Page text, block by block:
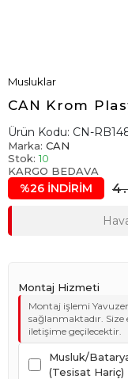
Musluklar
CAN Krom
Ürün Kodu: CN-
Marka: CAN
Stok: 10
KARGO BEDAVA
%26 İNDİRİM
Montaj Hizmeti
Montaj işlemi
sağlanmaktadır.
iletişime geçilecektir.
Musluk/
(Tesisat Hariç)